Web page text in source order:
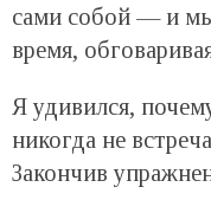
сами собой — и
время,
Я удивился,
никогда не
Закончив